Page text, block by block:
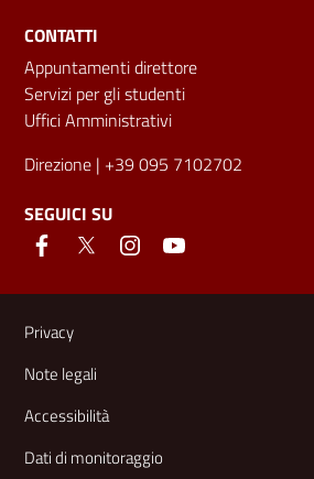
CONTATTI
Appuntamenti direttore
Servizi per gli studenti
Uffici Amministrativi
Direzione | +39 095 7102702
SEGUICI SU
Link e informazioni utili
Privacy
Note legali
Accessibilità
Dati di monitoraggio